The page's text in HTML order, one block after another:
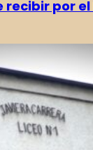
por el